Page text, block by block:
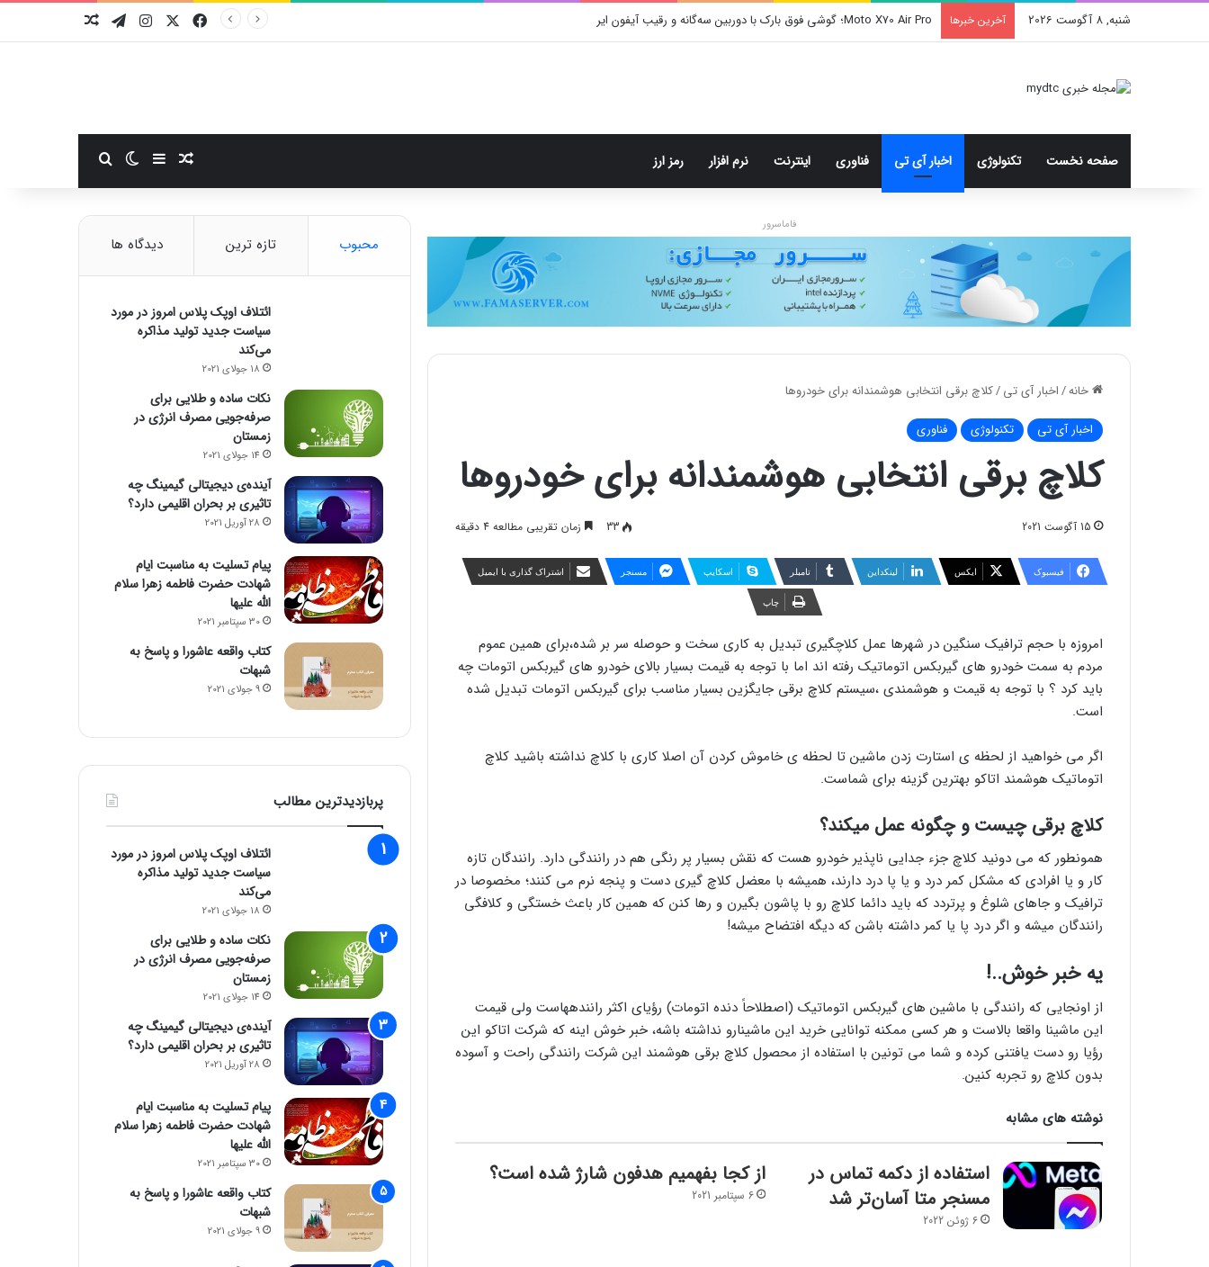
شنبه, 8 آگوست 2026 آخرین خبرها فروش تیک تاک در سال ۲۰۲۶ نهایی می شود فیسبوکایکس اینستاگرام
تلگرام
صفحه نخست تکنولوژی اخبار آی تی فناوری اینترنت نرم افزار رمز ارز نوشته تصادفی
سایدبارتغییر پوسته
فاماسرور
خانه/اخبار آی تی/کلاچ برقی انتخابی هوشمندانه برای خودروها
اخبار آی تی تکنولوژی فناوری
کلاچ برقی انتخابی هوشمندانه برای خودروها
15 آگوست 2021 33 زمان تقریبی مطالعه 4 دقیقه
فیسبوک ایکس لینکداین تامبلر اسکایپ مسنجر اشتراک گذاری با ایمیل
چاپ
امروزه با حجم ترافیک سنگین در شهرها عمل کلاچگیری تبدیل به کاری سخت و حوصله سر بر شده،برای همین عموم
مردم به سمت خودرو های گیربکس اتوماتیک رفته اند اما با توجه به قیمت بسیار بالای خودرو های گیربکس اتومات چه
باید کرد ؟ با توجه به قیمت و هوشمندی ،سیستم کلاچ برقی جایگزین بسیار مناسب برای گیربکس اتومات تبدیل شده
است.
اگر می خواهید از لحظه ی استارت زدن ماشین تا لحظه ی خاموش کردن آن اصلا کاری با کلاچ نداشته باشید کلاچ
اتوماتیک هوشمند اتاکو بهترین گزینه برای شماست.
کلاچ برقی چیست و چگونه عمل میکند؟
همونطور که می دونید کلاچ جزء جدایی ناپذیر خودرو هست که نقش بسیار پر رنگی هم در رانندگی دارد. رانندگان تازه
کار و یا افرادی که مشکل کمر درد و یا پا درد دارند، همیشه با معضل کلاچ گیری دست و پنجه نرم می کنند؛ مخصوصا در
ترافیک و جاهای شلوغ و پرتردد که باید دائما کلاچ رو با پاشون بگیرن و رها کنن که همین کار باعث خستگی و کلافگی
رانندگان میشه و اگر درد پا یا کمر داشته باشن که دیگه افتضاح میشه!
یه خبر خوش..!
از اونجایی که رانندگی با ماشین های گیربکس اتوماتیک (اصطلاحاً دنده اتومات) رؤیای اکثر راننده­هاست ولی قیمت
این ماشینا واقعا بالاست و هر کسی ممکنه توانایی خرید این ماشینارو نداشته باشه، خبر خوش اینه که شرکت اتاکو این
رؤیا رو دست یافتنی کرده و شما می تونین با استفاده از محصول کلاچ برقی هوشمند این شرکت رانندگی راحت و آسوده
بدون کلاچ رو تجربه کنین.
نوشته های مشابه
استفاده از دکمه تماس در
مسنجر متا آسان‌تر شد
6 ژوئن 2022
از کجا بفهمیم هدفون شارژ شده است؟
6 سپتامبر 2021
محبوب تازه ترین دیدگاه ها
ائتلاف اوپک پلاس امروز در مورد
سیاست جدید تولید مذاکره
می‌کند
18 جولای 2021
نکات ساده و طلایی برای
صرفه‌جویی مصرف انرژی در
زمستان
14 جولای 2021
آینده‌ی دیجیتالی گیمینگ چه
تاثیری بر بحران اقلیمی دارد؟
28 آوریل 2021
پیام تسلیت به مناسبت ایام
شهادت حضرت فاطمه زهرا سلام
الله علیها
30 سپتامبر 2021
کتاب واقعه عاشورا و پاسخ به
شبهات
9 جولای 2021
پربازدیدترین مطالب
ائتلاف اوپک پلاس امروز در مورد
سیاست جدید تولید مذاکره
می‌کند
18 جولای 2021
نکات ساده و طلایی برای
صرفه‌جویی مصرف انرژی در
زمستان
14 جولای 2021
آینده‌ی دیجیتالی گیمینگ چه
تاثیری بر بحران اقلیمی دارد؟
28 آوریل 2021
پیام تسلیت به مناسبت ایام
شهادت حضرت فاطمه زهرا سلام
الله علیها
30 سپتامبر 2021
کتاب واقعه عاشورا و پاسخ به
شبهات
9 جولای 2021